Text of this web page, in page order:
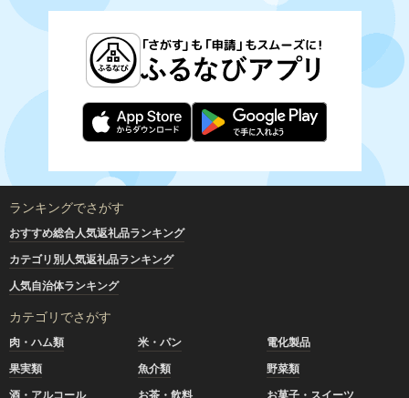
ランキングでさがす
おすすめ総合人気返礼品ランキング
カテゴリ別人気返礼品ランキング
人気自治体ランキング
カテゴリでさがす
肉・ハム類 米・パン
電化製品
果実類
魚介類
野菜類
酒・アルコール
お茶・飲料
お菓子・スイーツ